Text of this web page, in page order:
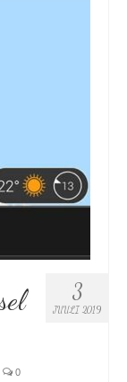
3
JUULI 2019
0